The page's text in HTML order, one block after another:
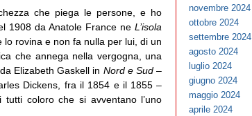
che piega le persone, e ho
1908 da Anatole France neL’isola
rovina e non fa nulla per lui, di un
che annega nella vergogna, una
Elizabeth Gaskell in Nord e Sud –
Dickens, fra il 1854 e il 1855 –
coloro che si avventano l’uno
novembre 2024
ottobre 2024
settembre 2024
agosto 2024
luglio 2024
giugno 2024
maggio 2024
aprile 2024